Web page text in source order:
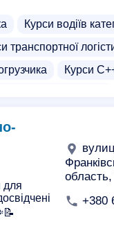
Курси водіїв
транспортної
Курси
для
+380